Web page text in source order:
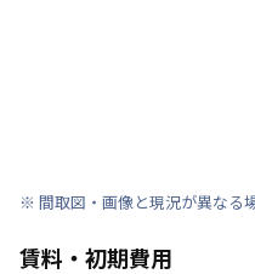
※ 間取図・画像と現況が異なる
賃料・初期費用